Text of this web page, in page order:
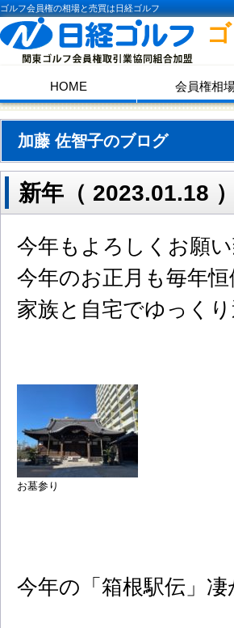
ゴルフ会員権の相場と売買は日経ゴルフ
HOME 会員権相
加藤 佐智子のブログ
新年（ 2023.01.18 ）
今年もよろしくお願い
今年のお正月も毎年
家族と自宅でゆっく
お墓参り
今年の「箱根駅伝」